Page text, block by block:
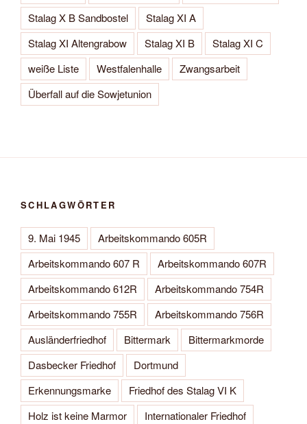
Stalag X B Sandbostel
Stalag XI A
Stalag XI Altengrabow
Stalag XI B
Stalag XI C
weiße Liste
Westfalenhalle
Zwangsarbeit
Überfall auf die Sowjetunion
SCHLAGWÖRTER
9. Mai 1945
Arbeitskommando 605R
Arbeitskommando 607 R
Arbeitskommando 607R
Arbeitskommando 612R
Arbeitskommando 754R
Arbeitskommando 755R
Arbeitskommando 756R
Ausländerfriedhof
Bittermark
Bittermarkmorde
Dasbecker Friedhof
Dortmund
Erkennungsmarke
Friedhof des Stalag VI K
Holz ist keine Marmor
Internationaler Friedhof